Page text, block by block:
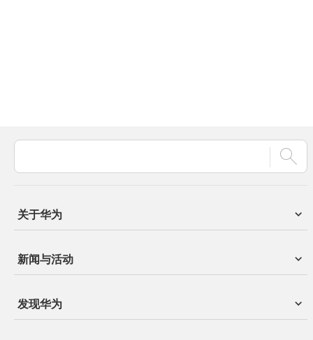
关于华为
新闻与活动
发现华为